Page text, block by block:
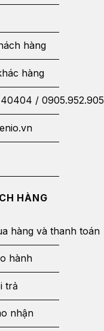
hàng
hàng
/ 0905.952.905
HÀNG
hàng và thanh toán
hành
trả
nhận